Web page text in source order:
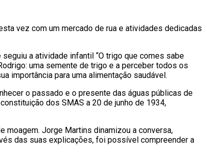
vez com um mercado de rua e atividades dedicadas
a atividade infantil “O trigo que comes sabe
uma semente de trigo e a perceber todos os
importância para uma alimentação saudável.
o passado e o presente das águas públicas de
dos SMAS a 20 de junho de 1934,
Jorge Martins dinamizou a conversa,
das suas explicações, foi possível compreender a